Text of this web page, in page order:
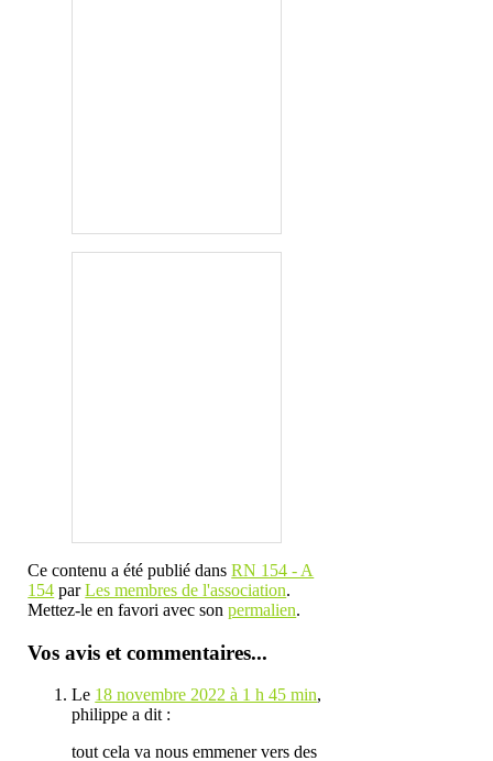
Ce contenu a été publié dansRN 154 - A
154 parLes membres de l'association.
Mettez-le en favori avec sonpermalien.
Vos avis et commentaires...
Le 18 novembre 2022 à 1 h 45 min,
philippe a dit :
tout cela va nous emmener vers des